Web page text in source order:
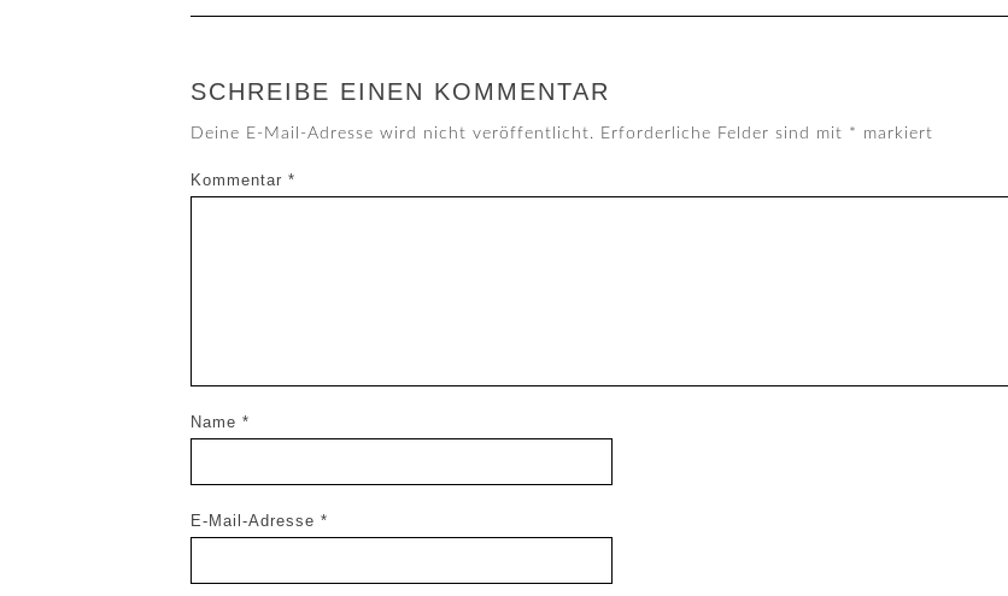
SCHREIBE EINEN KOMMENTAR
Deine E-Mail-Adresse wird nicht veröffentlicht. Erforderliche Felder sind mit * markiert
Kommentar *
Name *
E-Mail-Adresse *